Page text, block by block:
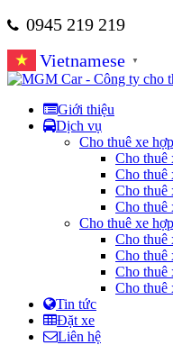
0945 219 219
Vietnamese
▼
Giới thiệu
Dịch vụ
Cho thuê xe
Cho thuê
Cho thuê
Cho thuê
Cho thuê
Cho thuê xe
Cho thuê
Cho thuê
Cho thuê
Cho thuê
Tin tức
Đặt xe
Liên hệ